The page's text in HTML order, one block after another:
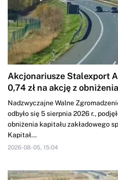
Akcjonariusze Stalexport
0,74 zł na akcję z
Nadzwyczajne Walne
odbyło się 5 sierpnia 2026 r.,
obniżenia kapitału zakładowego
Kapitał...
2026-08-05, 15:04